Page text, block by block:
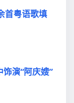
首粤语歌填
演“阿庆嫂”